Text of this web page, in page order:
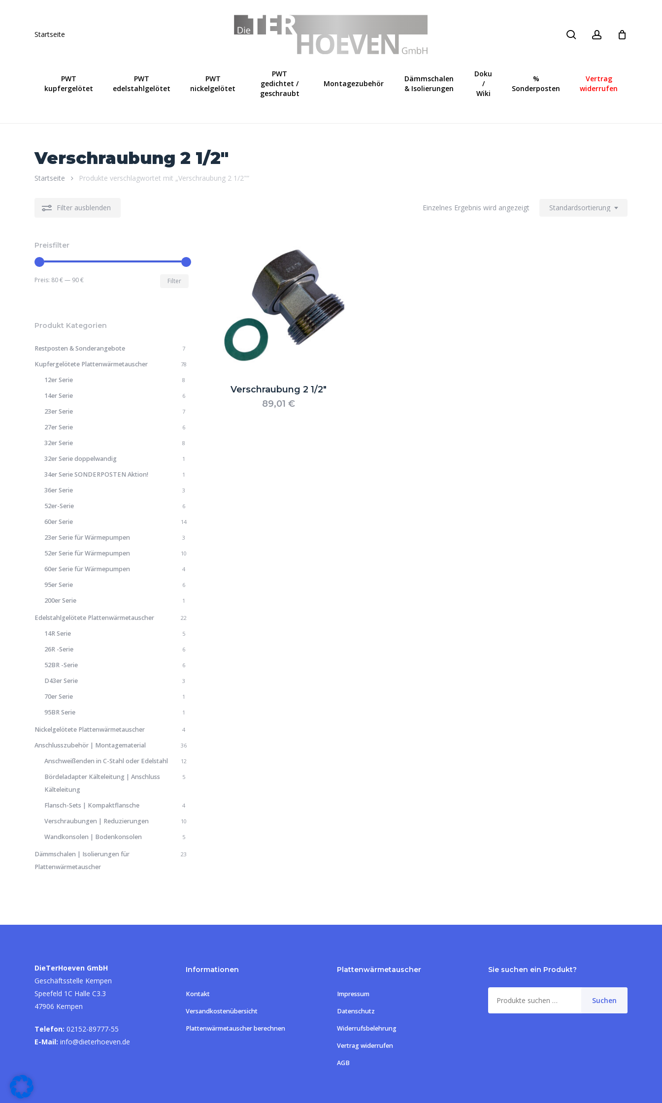
Startseite
PWT
kupfergelötet
PWT
edelstahlgelötet
PWT
nickelgelötet
PWT
gedichtet /
geschraubt
Montagezubehör
Dämmschalen
& Isolierungen
Doku
/
Wiki
%
Sonderposten
Vertrag
widerrufen
Zwischensumme:
Verschraubung 2 1/2"
Startseite Produkte verschlagwortet mit „Verschraubung 2 1/2"“
Filter ausblenden Einzelnes Ergebnis wird angezeigt Standardsortierung
Preisfilter
Filter
Preis: 80 €— 90 €
Produkt Kategorien
Restposten & Sonderangebote 7
Kupfergelötete Plattenwärmetauscher 78
12er Serie 8
14er Serie 6
23er Serie 7
27er Serie 6
32er Serie 8
32er Serie doppelwandig 1
34er Serie SONDERPOSTEN Aktion! 1
36er Serie 3
52er-Serie 6
60er Serie 14
23er Serie für Wärmepumpen 3
52er Serie für Wärmepumpen 10
60er Serie für Wärmepumpen 4
95er Serie 6
200er Serie 1
Edelstahlgelötete Plattenwärmetauscher 22
14R Serie 5
26R -Serie 6
52BR -Serie 6
D43er Serie 3
70er Serie 1
95BR Serie 1
Nickelgelötete Plattenwärmetauscher 4
Anschlusszubehör | Montagematerial 36
Anschweißenden in C-Stahl oder Edelstahl 12
Bördeladapter Kälteleitung | Anschluss
Kälteleitung
5
Flansch-Sets | Kompaktflansche 4
Verschraubungen | Reduzierungen 10
Wandkonsolen | Bodenkonsolen 5
Dämmschalen | Isolierungen für
Plattenwärmetauscher
23
Verschraubung 2 1/2″
89,01 €
DieTerHoeven GmbH
Geschäftsstelle Kempen
Speefeld 1C Halle C3.3
47906 Kempen
Telefon: 02152-89777-55
E-Mail: info@dieterhoeven.de
Informationen
Kontakt
Versandkostenübersicht
Plattenwärmetauscher berechnen
Plattenwärmetauscher
Impressum
Datenschutz
Widerrufsbelehrung
Vertrag widerrufen
AGB
Sie suchen ein Produkt?
nach:
Suchen